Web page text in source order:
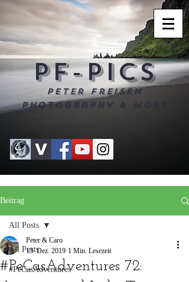
PF-PICS
Peter Freisen
Photography & more
Beitrag
All Posts
#PeCasAdventures
All Posts
#PeCasAdventures 72:
Peter & Caro
13. Dez. 2019 1 Min. Lesezeit